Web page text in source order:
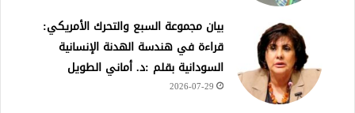
بيان مجموعة السبع والتحرك الأمريكي:
قراءة في هندسة الهدنة الإنسانية
السودانية بقلم :د. أماني الطويل
2026-07-29